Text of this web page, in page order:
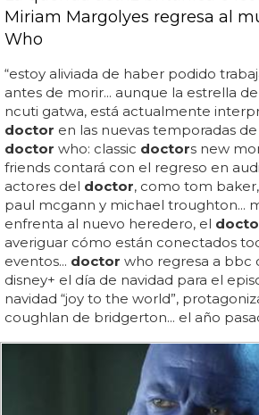
Miriam Margolyes regresa al
Who
“estoy aliviada de haber podido
antes de morir... aunque la estrella
ncuti gatwa, está actualmente
doctor en las nuevas temporadas de
doctor who: classic doctors new
friends contará con el regreso en
actores del doctor, como tom
paul mcgann y michael troughton...
enfrenta al nuevo heredero, el
averiguar cómo están conectados
eventos... doctor who regresa a bbc
disney+ el día de navidad para el
navidad “joy to the world”,
coughlan de bridgerton... el año